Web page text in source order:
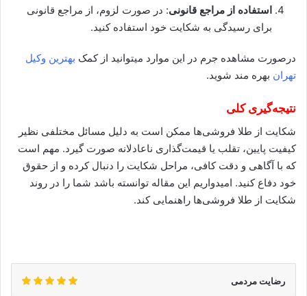
استفاده از مراجع قانونی: در صورت لزوم، از مراجع قانونی
برای رسیدگی به شکایت خود استفاده کنید.
درصورت مشاهده جرم در این موارد میتوانید از کمک بهترین وکیل
تهران بهره مند شوید.
نتیجه‌گیری کلی
شکایت از طلا فروشی‌ها ممکن است به دلیل مسائل مختلفی نظیر
کیفیت پایین، تقلب یا قیمت‌گذاری ناعادلانه صورت گیرد. مهم است
که با آگاهی و دقت کافی، مراحل شکایت را دنبال کرده و از حقوق
خود دفاع کنید. امیدواریم این مقاله توانسته باشد شما را در روند
شکایت از طلا فروشی‌ها راهنمایی کند.
رضایت مردمی